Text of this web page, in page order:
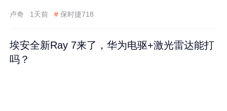
卢奇 1天前 # 保时捷718
埃安全新Ray 7来了，华为电驱+激光雷达能打
吗？